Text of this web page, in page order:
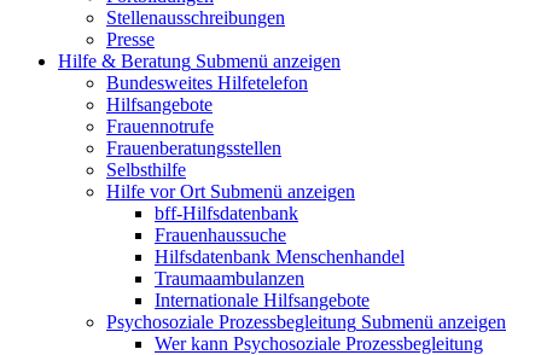
Stellenausschreibungen
Presse
Hilfe & Beratung Submenü anzeigen
Bundesweites Hilfetelefon
Hilfsangebote
Frauennotrufe
Frauenberatungsstellen
Selbsthilfe
Hilfe vor Ort Submenü anzeigen
bff-Hilfsdatenbank
Frauenhaussuche
Hilfsdatenbank Menschenhandel
Traumaambulanzen
Internationale Hilfsangebote
Psychosoziale Prozessbegleitung Submenü anzeigen
Wer kann Psychosoziale Prozessbegleitung